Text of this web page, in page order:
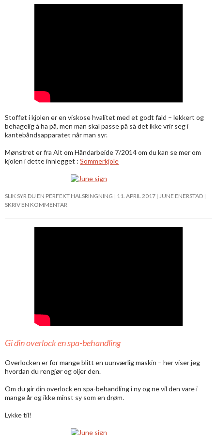
Stoffet i kjolen er en viskose hvalitet med et godt fald – lekkert og
behagelig å ha på, men man skal passe på så det ikke vrir seg i
kantebåndsapparatet når man syr.
Mønstret er fra Alt om Håndarbeide 7/2014 om du kan se mer om
kjolen i dette innlegget : Sommerkjole
SLIK SYR DU EN PERFEKT HALSRINGNING 11. APRIL 2017
JUNE ENERSTAD
SKRIV EN KOMMENTAR
Gi din overlock en spa-behandling
Overlocken er for mange blitt en uunværlig maskin – her viser jeg
hvordan du rengjør og oljer den.
Om du gir din overlock en spa-behandling i ny og ne vil den vare i
mange år og ikke minst sy som en drøm.
Lykke til!